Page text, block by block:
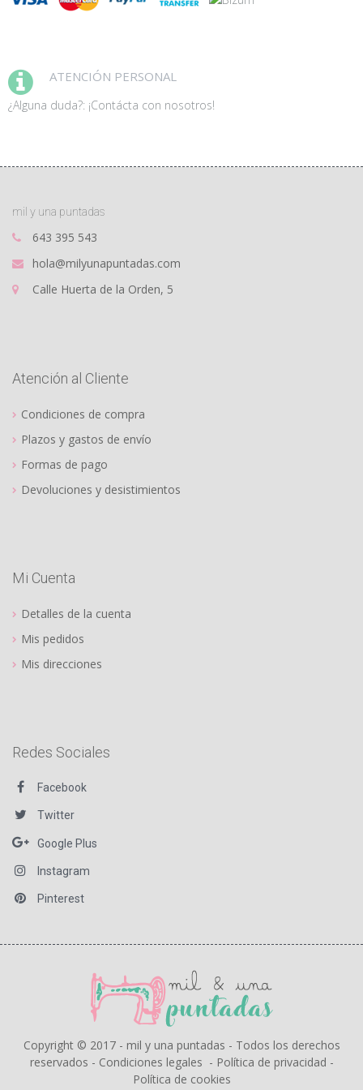
ATENCIÓN PERSONAL
¿Alguna duda?: ¡Contácta con nosotros!
mil y una puntadas
643 395 543
hola@milyunapuntadas.com
Calle Huerta de la Orden, 5
Atención al Cliente
Condiciones de compra
Plazos y gastos de envío
Formas de pago
Devoluciones y desistimientos
Mi Cuenta
Detalles de la cuenta
Mis pedidos
Mis direcciones
Redes Sociales
Facebook
Twitter
Google Plus
Instagram
Pinterest
Copyright © 2017 - mil y una puntadas - Todos los derechos
reservados - Condiciones legales - Política de privacidad -
Política de cookies